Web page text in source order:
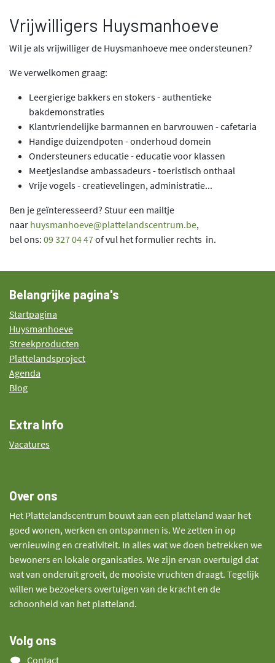
Vrijwilligers Huysmanhoeve
Wil je als vrijwilliger de Huysmanhoeve mee ondersteunen?
We verwelkomen graag:
Leergierige bakkers en stokers - authentieke
bakdemonstraties
Klantvriendelijke barmannen en barvrouwen - cafetaria
Handige duizendpoten - onderhoud domein
Ondersteuners educatie - educatie voor klassen
Meetjeslandse ambassadeurs - toeristisch onthaal
Vrije vogels - creatievelingen, administratie...
Ben je geïnteresseerd? Stuur een mailtje
naar huysmanhoeve@plattelandscentrum.be,
bel ons: 09 327 04 47of vul het formulier rechts in.
Belangrijke pagina's
Startpagina
Huysmanhoeve
Streekproducten
Plattelandsproject
Agenda
Blog
Extra Info
Vacatures
Over ons
Het Plattelandscentrum bouwt aan een platteland waar het
goed wonen, werken en ontspannen is. We zetten in op
vernieuwing en creativiteit. In alles wat we doen betrekken we
bewoners en lokale organisaties. We zijn ervan overtuigd dat
wat van onderuit groeit, de mooiste vruchten draagt. Tegelijk
willen we bezoekers overtuigen van de kracht en de
schoonheid van het platteland.
Volg ons
Contact